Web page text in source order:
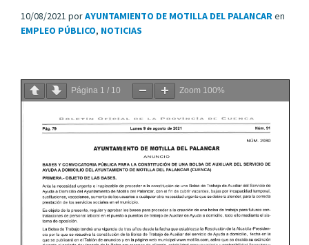
10/08/2021 porAYUNTAMIENTO DE MOTILLA DEL PALANCARen
EMPLEO PÚBLICO, NOTICIAS
Página 1 / 10 Zoom 100%